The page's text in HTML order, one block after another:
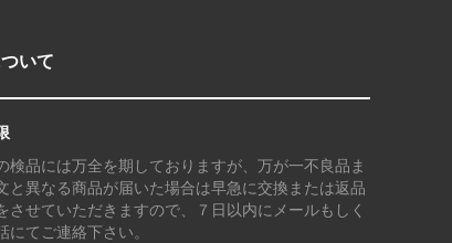
いて
検品には万全を期しておりますが、万が一不良品ま
と異なる商品が届いた場合は早急に交換または返品
させていただきますので、７日以内にメールもしく
にてご連絡下さい。